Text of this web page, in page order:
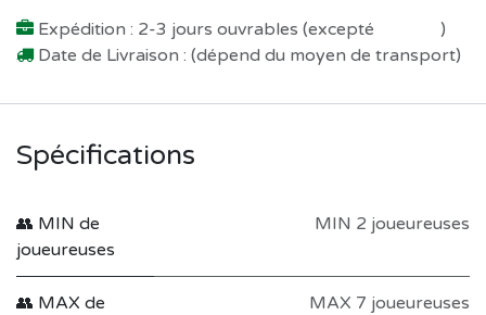
Expédition : 2-3 jours ouvrables (excepté
)
Date de Livraison : (dépend du moyen de transport)
Spécifications
👥 MIN de
joueureuses
MIN 2 joueureuses
👥 MAX de
MAX 7 joueureuses